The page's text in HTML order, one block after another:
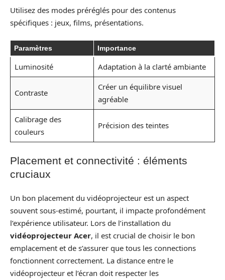
Utilisez des modes préréglés pour des contenus
spécifiques : jeux, films, présentations.
Paramètres Importance
Luminosité Adaptation à la clarté ambiante
Contraste
Créer un équilibre visuel
agréable
Calibrage des
couleurs
Précision des teintes
Placement et connectivité : éléments
cruciaux
Un bon placement du vidéoprojecteur est un aspect
souvent sous-estimé, pourtant, il impacte profondément
l’expérience utilisateur. Lors de l’installation du
vidéoprojecteur Acer, il est crucial de choisir le bon
emplacement et de s’assurer que tous les connections
fonctionnent correctement. La distance entre le
vidéoprojecteur et l’écran doit respecter les